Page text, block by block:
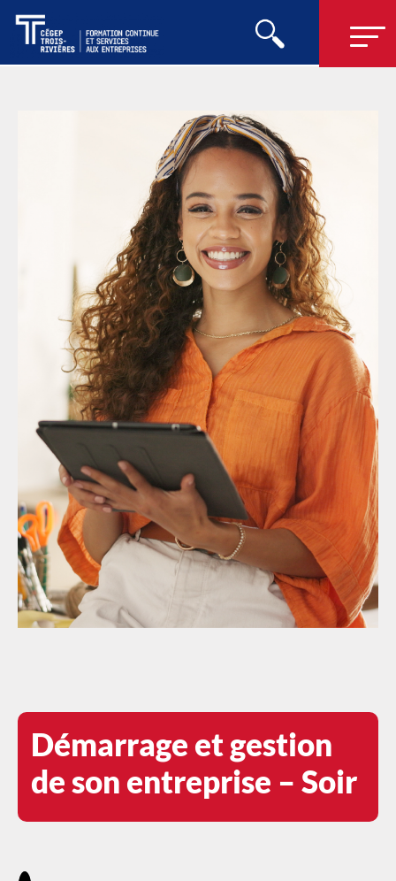
Démarrage et gestion
de son entreprise – Soir